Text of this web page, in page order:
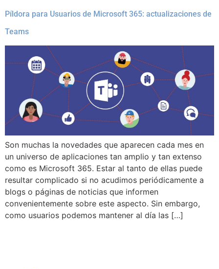
Píldora para Usuarios de Microsoft 365: actualizaciones de
Teams
Son muchas la novedades que aparecen cada mes en
un universo de aplicaciones tan amplio y tan extenso
como es Microsoft 365. Estar al tanto de ellas puede
resultar complicado si no acudimos periódicamente a
blogs o páginas de noticias que informen
convenientemente sobre este aspecto. Sin embargo,
como usuarios podemos mantener al día las […]